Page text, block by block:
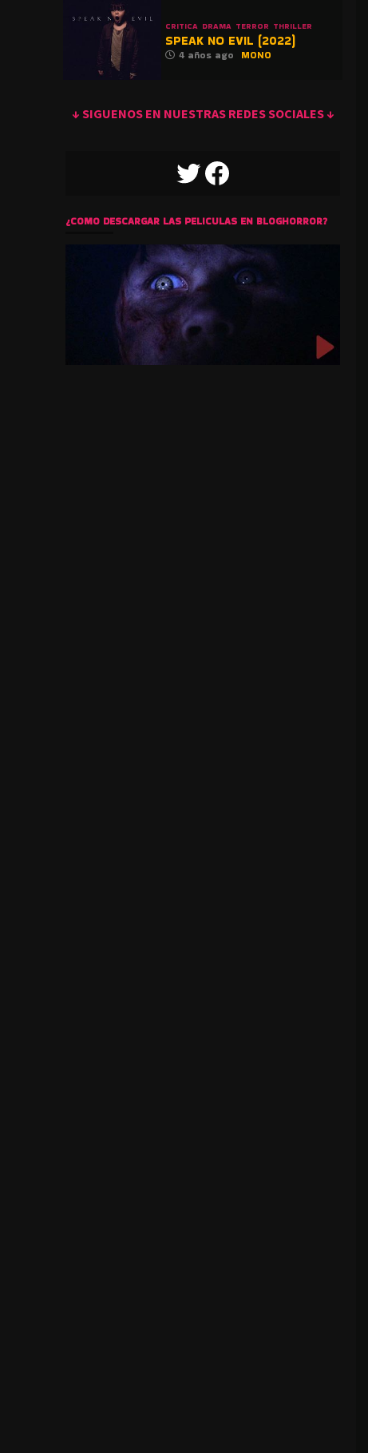
CRITICA DRAMA TERROR THRILLER
SPEAK NO EVIL (2022)
4 años ago MONO
↓ SIGUENOS EN NUESTRAS REDES SOCIALES ↓
TWITTERFACEBOOK
¿COMO DESCARGAR LAS PELICULAS EN BLOGHORROR?